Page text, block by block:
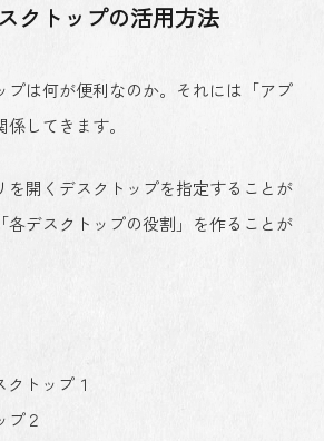
クトップの活用方法
プは何が便利なのか。それには「アプ
してきます。
を開くデスクトップを指定することが
各デスクトップの役割」を作ることが
トップ１
プ２